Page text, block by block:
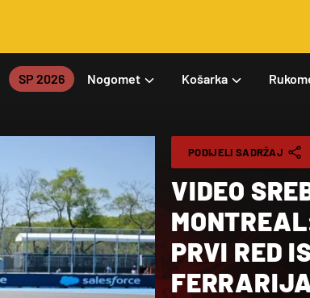
SP 2026 Nogomet Košarka
PODIJELI SADRŽAJ
VIDEO
PRVI RED